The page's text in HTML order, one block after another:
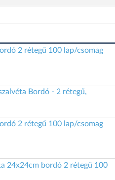
2 rétegű 100 lap/csomag
Bordó - 2 rétegű,
2 rétegű 100 lap/csomag
24x24cm bordó 2 rétegű 100